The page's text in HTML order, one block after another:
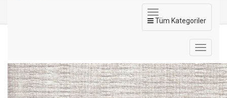
Tüm Kategoriler